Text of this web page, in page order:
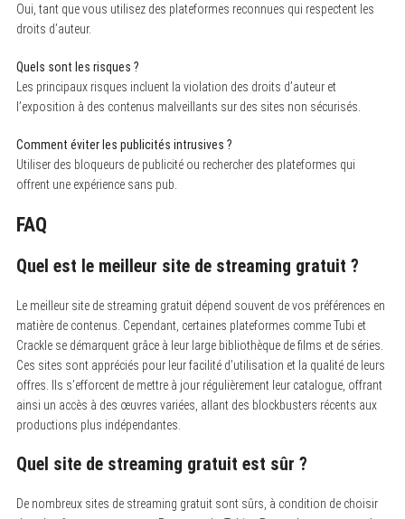
Oui, tant que vous utilisez des plateformes reconnues qui respectent les
droits d’auteur.
Quels sont les risques ?
Les principaux risques incluent la violation des droits d’auteur et
l’exposition à des contenus malveillants sur des sites non sécurisés.
Comment éviter les publicités intrusives ?
Utiliser des bloqueurs de publicité ou rechercher des plateformes qui
offrent une expérience sans pub.
FAQ
Quel est le meilleur site de streaming gratuit ?
Le meilleur site de streaming gratuit dépend souvent de vos préférences en
matière de contenus. Cependant, certaines plateformes comme Tubi et
Crackle se démarquent grâce à leur large bibliothèque de films et de séries.
Ces sites sont appréciés pour leur facilité d’utilisation et la qualité de leurs
offres. Ils s’efforcent de mettre à jour régulièrement leur catalogue, offrant
ainsi un accès à des œuvres variées, allant des blockbusters récents aux
productions plus indépendantes.
Quel site de streaming gratuit est sûr ?
De nombreux sites de streaming gratuit sont sûrs, à condition de choisir